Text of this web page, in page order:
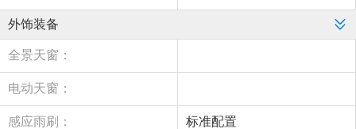
外饰装备
全景天窗：
电动天窗：
感应雨刷： 标准配置